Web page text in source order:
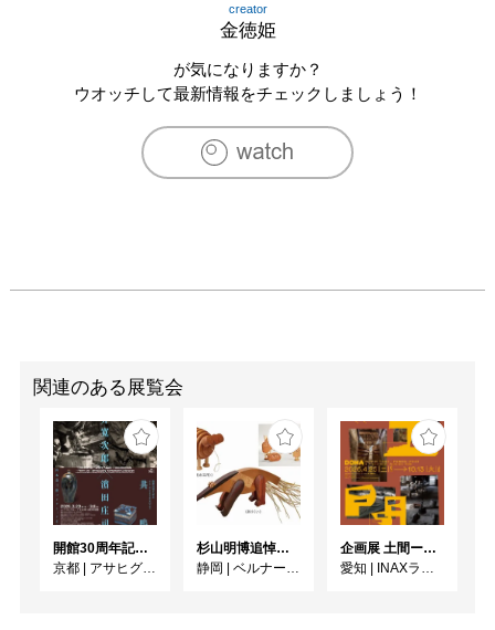
2007　シルバー・シェル　東京・京橋
2008　ギャラリーKYO　東京・新橋
2009　ギャラリー暮らしの工芸・新宿高島屋　東京・新宿
2009　ギャラリー韓・山梨県
2010　小田急美術ギャラリー・新宿
2010　シルバー・シェル　東京・京橋
2012　シルバー・シェル　東京・京橋
その他グループ展多数参加
[受賞歴]
2000　World Ceramic Exposition 2001 KOREA 審査員賞受
2001　陶芸財団展(埼玉県立美術館)埼玉県知事賞受賞
2001　第19回朝日現代クラフト展　入選
2002　第20回朝日現代クラフト展　入選
2004　埼玉女流工芸展　NHK放送局賞受賞
creator
金徳姫
が気になりますか？
ウオッチして最新情報をチェックしましょう！
関連のある展覧会
開館30周年記念 山本爲三郎・河井寬次郎没後60年記念 「共鳴 河井寬次郎 × 濱田庄司 ー山本爲三郎コレクションより」
京都 | アサヒグループ大山崎山荘美術館
杉山明博追悼展 木とわたし―木工の妙技と美術教育
静岡 | ベルナール・ビュフェ美術館
企画展 土間ーつくって、つかって、再発見ー
愛知 | INAXライブミュージアム